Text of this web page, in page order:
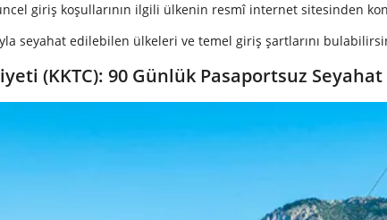
giriş koşullarının ilgili ülkenin resmî internet sitesinden
seyahat edilebilen ülkeleri ve temel giriş şartlarını
(KKTC): 90 Günlük Pasaportsuz Seyahat